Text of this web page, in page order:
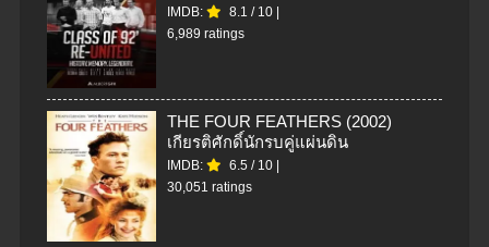
IMDB: 8.1 / 10
6,989 ratings
THE FOUR FEATHERS (2002)
เกียรติศักดิ์นักรบคู่แผ่นดิน
IMDB: 6.5 / 10
30,051 ratings